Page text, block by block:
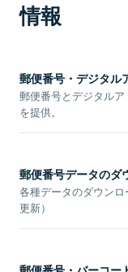
情報
郵便番号・デジタル
郵便番号とデジタル
を提供。
郵便番号データのダ
各種データのダウン
更新）